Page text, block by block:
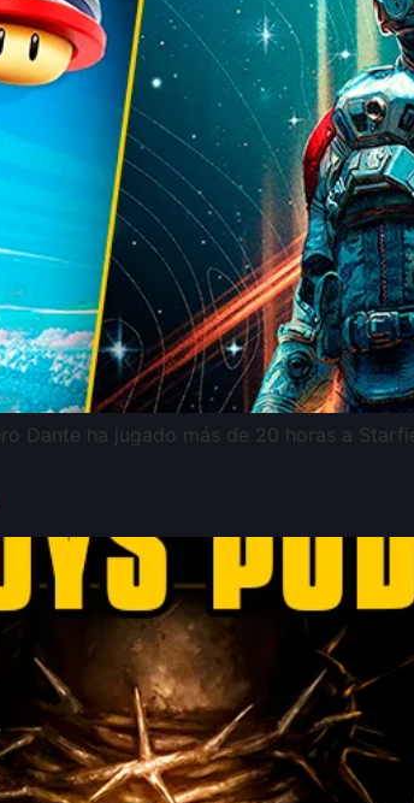
Dante ha jugado más de 20 horas a